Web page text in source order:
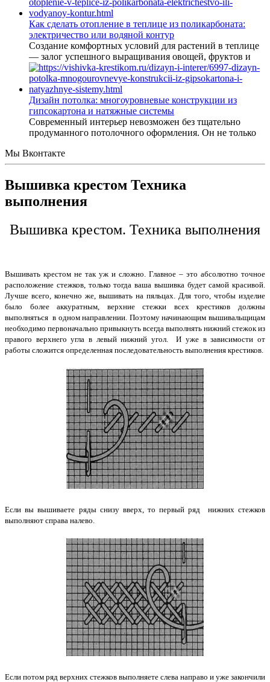
Как сделать отопление в теплице из поликарбоната:
электричество или водяной контур
Создание комфортных условий для растений в теплице
— залог успешного выращивания овощей, фруктов и
Дизайн потолка: многоуровневые конструкции из
гипсокартона и натяжные системы
Современный интерьер невозможен без тщательно
продуманного потолочного оформления. Он не только
Мы Вконтакте
Вышивка крестом Техника
выполнения
Вышивка крестом. Техника выполнения
Вышивать крестом не так уж и сложно. Главное – это абсолютно точное
расположение стежков, только тогда ваша вышивка будет самой красивой.
Лучше всего, конечно же, вышивать на пяльцах. Для того, чтобы изделие
было более аккуратным, верхние стежки всех крестиков должны
выполняться в одном направлении. Поэтому начинающим вышивальщицам
необходимо первоначально привыкнуть всегда выполнять нижний стежок из
правого верхнего угла в левый нижний угол.
И уже в зависимости от
работы сложится определенная последовательность выполнения крестиков.
Если вы вышиваете ряды снизу вверх, то первый ряд
нижних стежков
выполняют справа налево.
Если потом ряд верхних стежков выполняете слева направо и уже закончили